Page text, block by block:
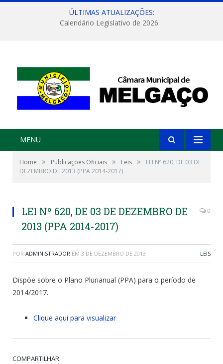
ÚLTIMAS ATUALIZAÇÕES:
Calendário Legislativo de 2026
MENU
Home » Publicações Oficiais » Leis »
LEI Nº 620, DE 03 DE
DEZEMBRO DE 2013 (PPA 2014-2017)
LEI Nº 620, DE 03 DE DEZEMBRO DE
2013 (PPA 2014-2017)
0
POR ADMINISTRADOR EM 3 DE DEZEMBRO DE 2013 LEIS
Dispõe sobre o Plano Plurianual (PPA) para o período de
2014/2017.
Clique aqui para visualizar
COMPARTILHAR: